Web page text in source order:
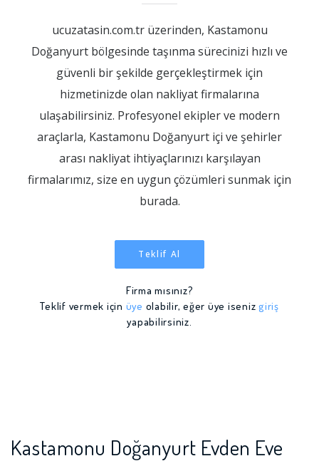
ucuzatasin.com.tr üzerinden, Kastamonu
Doğanyurt bölgesinde taşınma sürecinizi hızlı ve
güvenli bir şekilde gerçekleştirmek için
hizmetinizde olan nakliyat firmalarına
ulaşabilirsiniz. Profesyonel ekipler ve modern
araçlarla, Kastamonu Doğanyurt içi ve şehirler
arası nakliyat ihtiyaçlarınızı karşılayan
firmalarımız, size en uygun çözümleri sunmak için
burada.
Teklif Al
Firma mısınız?
Teklif vermek için üye olabilir, eğer üye iseniz giriş
yapabilirsiniz.
Kastamonu Doğanyurt Evden Eve